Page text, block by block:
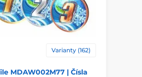
Varianty (162)
MDAW002M77 | Čísla